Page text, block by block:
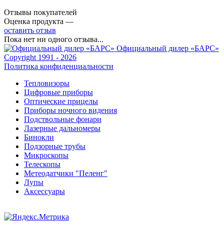
Отзывы покупателей
Оценка продукта —
оставить отзыв
Пока нет ни одного отзыва...
Официальный дилер «БАРС»
Copyright 1991 - 2026
Политика конфиденциальности
Тепловизоры
Цифровые приборы
Оптические прицелы
Приборы ночного видения
Подствольные фонари
Лазерные дальномеры
Бинокли
Подзорные трубы
Микроскопы
Телескопы
Метеодатчики "Пеленг"
Лупы
Аксессуары